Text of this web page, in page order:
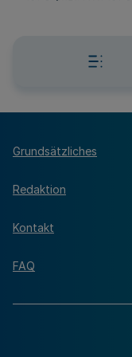
Grundsätzliches
Redaktion
Kontakt
FAQ